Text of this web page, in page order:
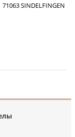
71063 SINDELFINGEN